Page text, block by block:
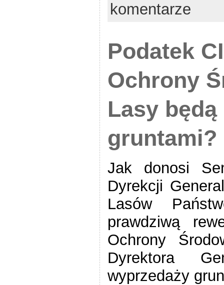
komentarze
Podatek
Ochrony
Lasy
gruntami?
Jak donosi
Dyrekcji
Lasów
prawdziwą
Ochrony
Dyrektora
wyprzedaży